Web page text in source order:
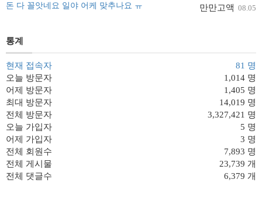
만만고액 08.05
돈 다 꼴앗네요 일야 어케 맞추나요 ㅠ
통계
현재 접속자
81 명
오늘 방문자
1,014 명
어제 방문자
1,405 명
최대 방문자
14,019 명
전체 방문자
3,327,421 명
오늘 가입자
5 명
어제 가입자
3 명
전체 회원수
7,893 명
전체 게시물
23,739 개
전체 댓글수
6,379 개